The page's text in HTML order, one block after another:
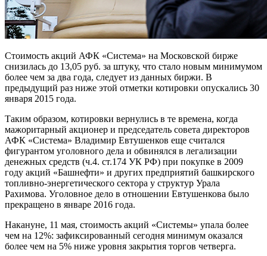
Стоимость акций АФК «Система» на Московской бирже
снизилась до 13,05 руб. за штуку, что стало новым минимумом
более чем за два года, следует из данных биржи. В
предыдущий раз ниже этой отметки котировки опускались 30
января 2015 года.
Таким образом, котировки вернулись в те времена, когда
мажоритарный акционер и председатель совета директоров
АФК «Система» Владимир Евтушенков еще считался
фигурантом уголовного дела и обвинялся в легализации
денежных средств (ч.4. ст.174 УК РФ) при покупке в 2009
году акций «Башнефти» и других предприятий башкирского
топливно-энергетического сектора у структур Урала
Рахимова. Уголовное дело в отношении Евтушенкова было
прекращено в январе 2016 года.
Накануне, 11 мая, стоимость акций «Системы» упала более
чем на 12%: зафиксированный сегодня минимум оказался
более чем на 5% ниже уровня закрытия торгов четверга.